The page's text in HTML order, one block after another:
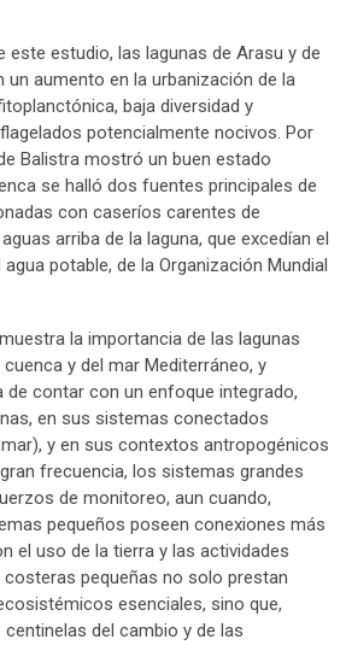
este estudio, las lagunas de Arasu y de
un aumento en la urbanización de la
baja diversidad y
potencialmente nocivos. Por
Balistra mostró un buen estado
se halló dos fuentes principales de
con caseríos carentes de
arriba de la laguna, que excedían el
potable, de la Organización Mundial
la importancia de las lagunas
y del mar Mediterráneo, y
contar con un enfoque integrado,
en sus sistemas conectados
y en sus contextos antropogénicos
frecuencia, los sistemas grandes
de monitoreo, aun cuando,
pequeños poseen conexiones más
el uso de la tierra y las actividades
costeras pequeñas no solo prestan
esenciales, sino que,
del cambio y de las